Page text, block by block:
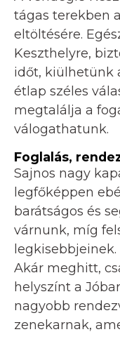
tágas terekben
eltöltésére.
Keszthelyre,
időt, kiülhetünk
étlap széles
megtalálja a
válogathatunk.
Foglalás,
Sajnos nagy
legfőképpen
barátságos és
várnunk, míg
legkisebbjeinek.
Akár meghitt,
helyszínt a
nagyobb
zenekarnak,